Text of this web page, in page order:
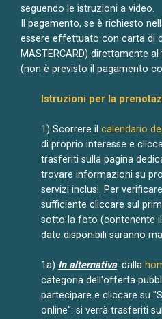
seguendo le istruzioni a video.
Il pagamento, se è richiesto
essere effettuato con carta di
MASTERCARD) direttamente
(non è previsto il pagamento
Istruzioni per la
1) Scorrere il calendario
di proprio interesse e
trasferiti sulla pagina
trovare informazioni su
servizi inclusi. Per
sufficiente cliccare sul
sotto la foto (contenente
date disponibili saranno
1a) In alternativa: dalla
categoria dell'offerta
partecipare e cliccare su
online": si verrà trasferiti